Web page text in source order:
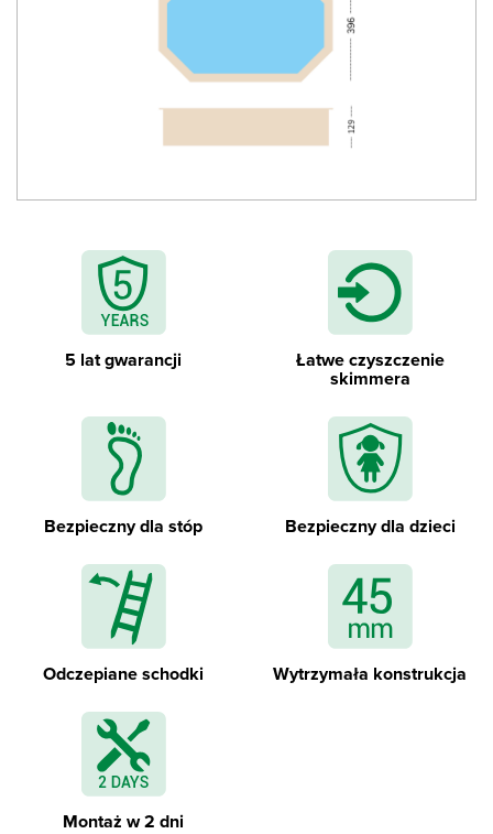
5 lat gwarancji
Łatwe czyszczenie
skimmera
Bezpieczny dla stóp Bezpieczny dla dzieci
Odczepiane schodki Wytrzymała konstrukcja
Montaż w 2 dni